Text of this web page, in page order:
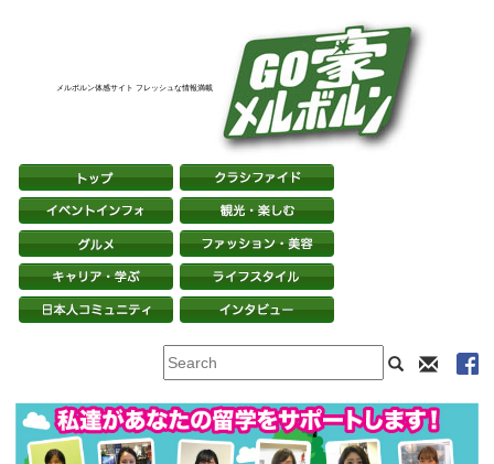
メルボルン体感サイト フレッシュな情報満載